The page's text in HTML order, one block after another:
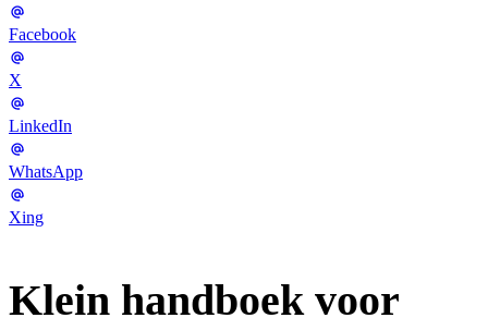
Facebook
X
LinkedIn
WhatsApp
Xing
Klein handboek voor